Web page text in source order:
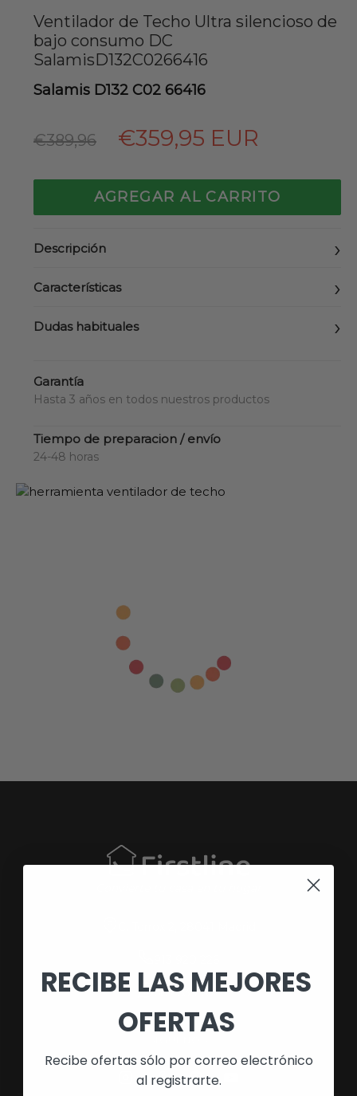
Ventilador de Techo Ultra silencioso de
bajo consumo DC
SalamisD132C0266416
Salamis D132 C02 66416
Precio
€389,96 €359,95 EUR
AGREGAR AL CARRITO
Descripción
Características
Dudas habituales
Garantía
Hasta 3 años en todos nuestros productos
Tiempo de preparacion / envío
24-48 horas
687 539 652
RECIBE LAS MEJORES
OFERTAS
Recibe ofertas sólo por correo electrónico
al registrarte.